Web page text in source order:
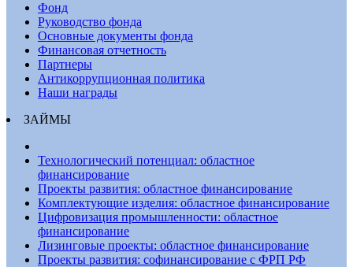
Фонд
Руководство фонда
Основные документы фонда
Финансовая отчетность
Партнеры
Антикоррупционная политика
Наши награды
ЗАЙМЫ
Технологический потенциал: областное
финансирование
Проекты развития: областное финансирование
Комплектующие изделия: областное финансирование
Цифровизация промышленности: областное
финансирование
Лизинговые проекты: областное финансирование
Проекты развития: софинансирование с ФРП РФ